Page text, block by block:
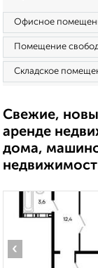
Офисное
Помещение
Складское
Свежие,
аренде
дома,
‹